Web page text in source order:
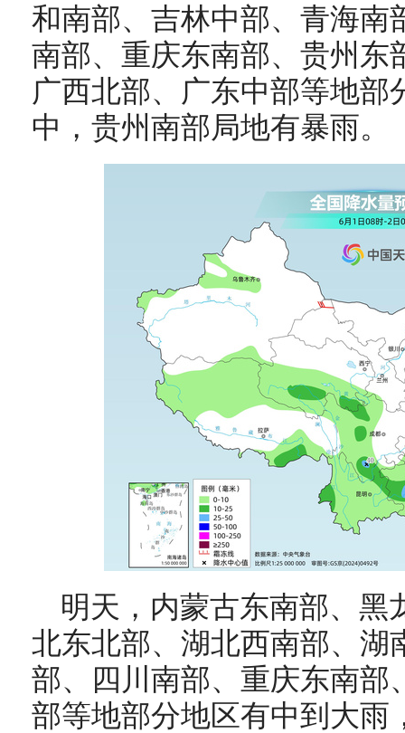
和南部、吉林中部、青海南
南部、重庆东南部、贵州东
广西北部、广东中部等地部
中，贵州南部局地有暴雨。
明天， 内蒙古东南部、黑
北东北部、湖北西南部、湖
部、四川南部、重庆东南部
部等地部分地区有中到大雨